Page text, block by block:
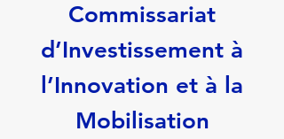
Commissariat
d’Investissement à
l’Innovation et à la
Mobilisation